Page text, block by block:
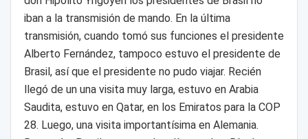
iban a la transmisión de mando. En la última
transmisión, cuando tomó sus funciones el presidente
Alberto Fernández, tampoco estuvo el presidente de
Brasil, así que el presidente no pudo viajar. Recién
llegó de un una visita muy larga, estuvo en Arabia
Saudita, estuvo en Qatar, en los Emiratos para la COP
28. Luego, una visita importantísima en Alemania.